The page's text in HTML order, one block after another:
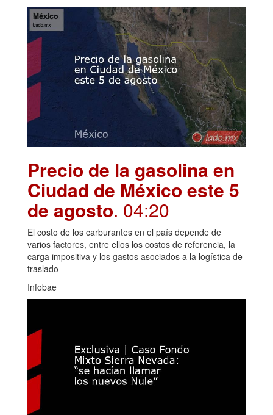
Precio de la gasolina en
Ciudad de México este 5
de agosto. 04:20
El costo de los carburantes en el país depende de
varios factores, entre ellos los costos de referencia, la
carga impositiva y los gastos asociados a la logística de
traslado
Infobae